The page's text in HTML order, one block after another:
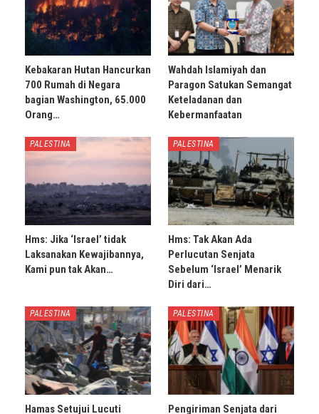
Kebakaran Hutan Hancurkan
700 Rumah di Negara
bagian Washington, 65.000
Orang…
Wahdah Islamiyah dan
Paragon Satukan Semangat
Keteladanan dan
Kebermanfaatan
PALESTINA
Hms: Jika ‘Israel’ tidak
Laksanakan Kewajibannya,
Kami pun tak Akan…
PALESTINA
Hms: Tak Akan Ada
Perlucutan Senjata
Sebelum ‘Israel’ Menarik
Diri dari…
PALESTINA
Hamas Setujui Lucuti
PALESTINA
Pengiriman Senjata dari